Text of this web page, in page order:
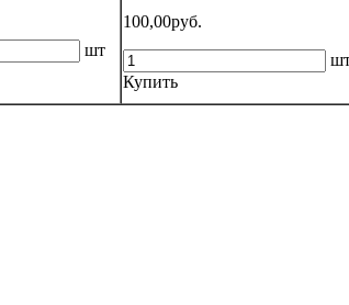
шт
100,00руб.
Купить